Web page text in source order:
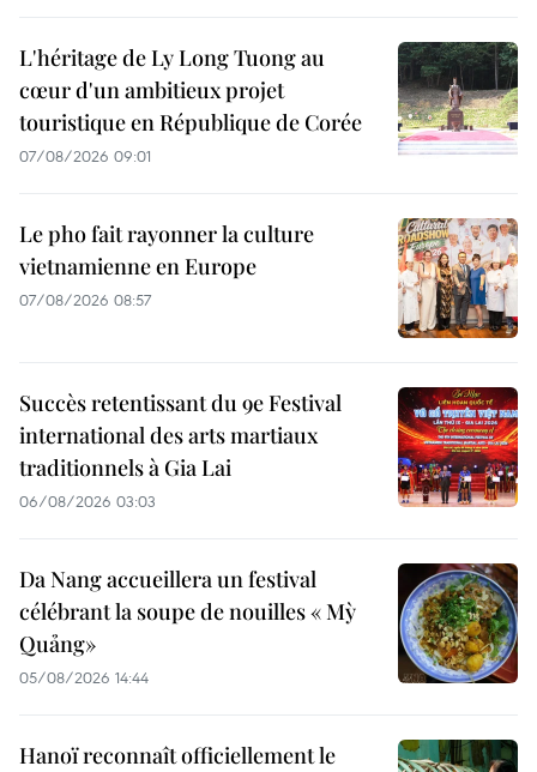
L'héritage de Ly Long Tuong au
cœur d'un ambitieux projet
touristique en République de Corée
07/08/2026 09:01
Le pho fait rayonner la culture
vietnamienne en Europe
07/08/2026 08:57
Succès retentissant du 9e Festival
international des arts martiaux
traditionnels à Gia Lai
06/08/2026 03:03
Da Nang accueillera un festival
célébrant la soupe de nouilles « Mỳ
Quảng»
05/08/2026 14:44
Hanoï reconnaît officiellement le